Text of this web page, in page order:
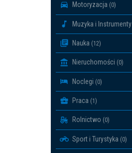
Motoryzacja (0)
Muzyka i Instrumenty
Nauka (12)
Nieruchomości (0)
Noclegi (0)
Praca (1)
Rolnictwo (0)
Sport i Turystyka (0)